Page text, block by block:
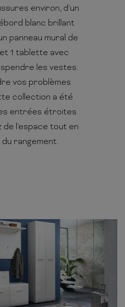
environ, d'un
blanc brillant
panneau mural de
1 tablette avec
les vestes.
vos problèmes
collection a été
entrées étroites.
de l'espace tout en
rangement.